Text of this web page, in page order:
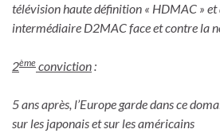
télévision haute définition « HDMAC » et
intermédiaire D2MAC face et contre la
2ème conviction:
5 ans après, l’Europe garde dans ce
sur les japonais et sur les américains